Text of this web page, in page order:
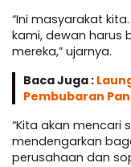
“Ini masyarakat
kami, dewan harus
mereka,” ujarnya.
Baca Juga :
Pembubaran
“Kita akan mencari
mendengarkan
perusahaan dan